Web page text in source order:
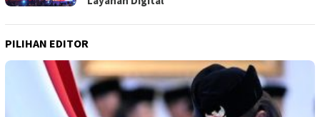
PILIHAN EDITOR